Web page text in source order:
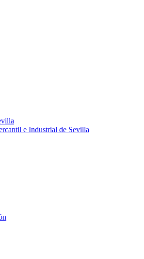
e Industrial de Sevilla